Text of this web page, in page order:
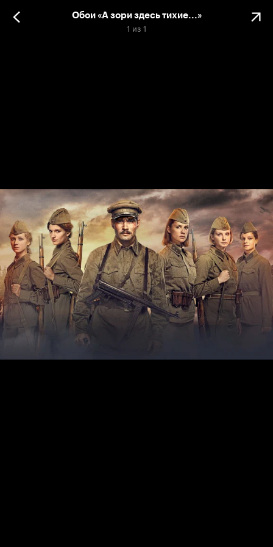
Обои «А зори здесь тихие...»
1 из 1